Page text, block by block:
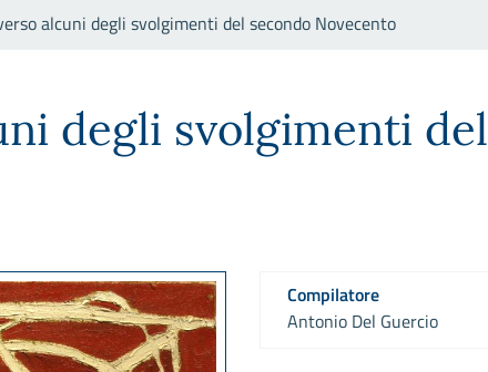
alcuni degli svolgimenti del secondo Novecento
degli svolgimenti del
Compilatore
Antonio Del Guercio